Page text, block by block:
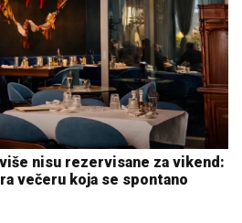
nisu rezervisane za vikend:
večeru koja se spontano